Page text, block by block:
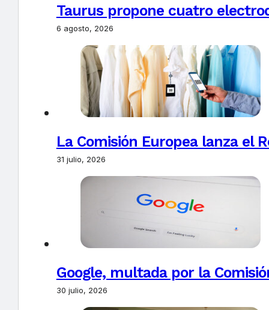
Taurus propone cuatro
6 agosto, 2026
La Comisión Europea lanza el
31 julio, 2026
Google, multada por la
30 julio, 2026